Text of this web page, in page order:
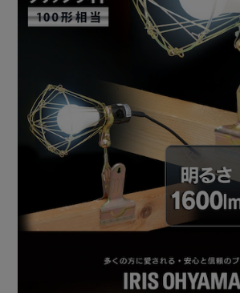
【LED電球の特長】
・長寿命“約40000時間（※）”で、約10
・LED特有の光の波長で虫がよりにくい
・熱くなりにくいため、夏場や閉ざされ
にもおすすめ。
（※表示は設計寿命であり、製品の寿命
ありません。）